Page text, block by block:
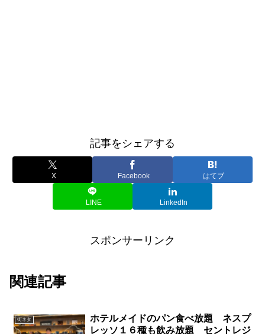
記事をシェアする
X Facebook はてブ
LINE LinkedIn
スポンサーリンク
関連記事
街ネタ
ホテルメイドのパン食べ放題 ネスプ
レッソ１６種も飲み放題 セントレジ